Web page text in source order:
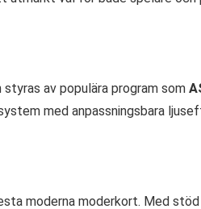
styras av populära program som
med anpassningsbara
moderna moderkort. Med